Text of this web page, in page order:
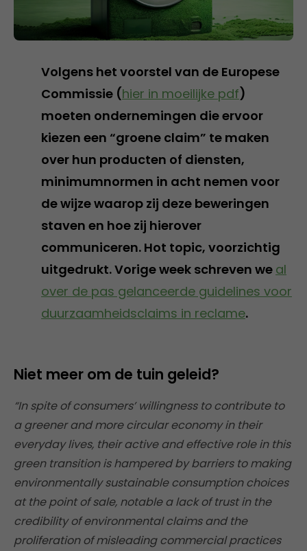
Volgens het voorstel van de Europese
Commissie (hier in moeilijke pdf)
moeten ondernemingen die ervoor
kiezen een “groene claim” te maken
over hun producten of diensten,
minimumnormen in acht nemen voor
de wijze waarop zij deze beweringen
staven en hoe zij hierover
communiceren. Hot topic, voorzichtig
uitgedrukt. Vorige week schreven we al
over de pas gelanceerde guidelines voor
duurzaamheidsclaims in reclame.
Niet meer om de tuin geleid?
“In spite of consumers’ willingness to contribute to
a greener and more circular economy in their
everyday lives, their active and effective role in this
green transition is hampered by barriers to making
environmentally sustainable consumption choices
at the point of sale, notable a lack of trust in the
credibility of environmental claims and the
proliferation of misleading commercial practices